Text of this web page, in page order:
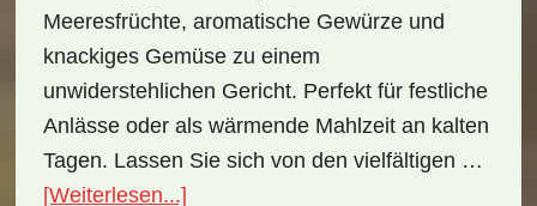
Meeresfrüchte, aromatische Gewürze und
knackiges Gemüse zu einem
unwiderstehlichen Gericht. Perfekt für festliche
Anlässe oder als wärmende Mahlzeit an kalten
Tagen. Lassen Sie sich von den vielfältigen …
[Weiterlesen...]ÜberNationalgericht